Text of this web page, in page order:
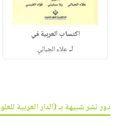
اكتساب العربية في
لـعلاء الجبالي
دور نشر شبيهة بـ (الدار العربية